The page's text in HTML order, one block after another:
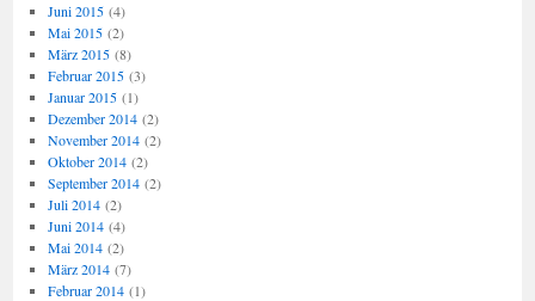
Juni 2015(4)
Mai 2015(2)
März 2015(8)
Februar 2015(3)
Januar 2015(1)
Dezember 2014(2)
November 2014(2)
Oktober 2014(2)
September 2014(2)
Juli 2014(2)
Juni 2014(4)
Mai 2014(2)
März 2014(7)
Februar 2014(1)